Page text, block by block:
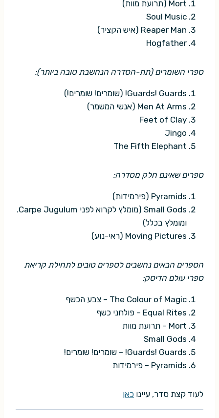
Mort (תרועת מוות)
Soul Music
Reaper Man (איש הקציר)
Hogfather
ספרי השומרים (תת-הסדרה הנחשבת טובה ביותר):
Guards! Guards! (שומרים! שומרים!)
Men At Arms (אנשי המשמר)
Feet of Clay
Jingo
The Fifth Elephant
ספרים שאינם חלק מסדרה:
Pyramids (פירמידות)
Small Gods (מומלץ לקרוא לפני Carpe Jugulum.
ומומלץ בכלל)
Moving Pictures (ראי-נוע)
הספרים הבאים נחשבים לספרים טובים לתחילת קריאת
ספרי עולם הדיסק:
The Colour of Magic – צבע הכשף
Equal Rites – פולחני כשף
Mort – תרועת מוות
Small Gods
Guards! Guards! – שומרים! שומרים!
Pyramids – פירמידות
לעוד קצת סדר, עיינו כאן